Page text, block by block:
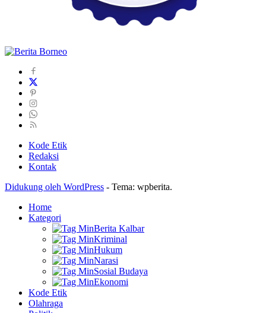
Kode Etik
Redaksi
Kontak
Didukung oleh WordPress - Tema: wpberita.
Home
Kategori
Berita Kalbar
Kriminal
Hukum
Narasi
Sosial Budaya
Ekonomi
Kode Etik
Olahraga